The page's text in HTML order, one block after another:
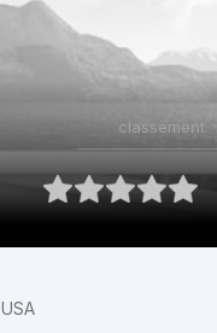
classement
USA